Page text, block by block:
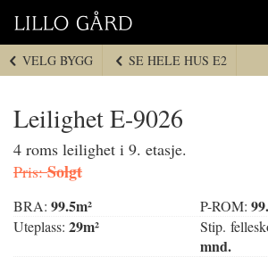
navigasjon
Hopp
innhold
VELG BYGG SE HELE HUS E2
Leilighet E-9026
4 roms leilighet i 9. etasje.
Pris:Solgt
BRA: 99.5m² P-ROM:
Uteplass: 29m² Stip.
mnd.